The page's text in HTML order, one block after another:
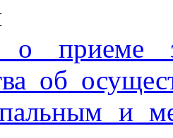
о приеме
об
и